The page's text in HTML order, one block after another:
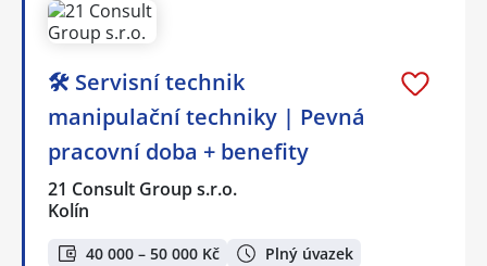
🛠️ Servisní technik
manipulační techniky | Pevná
pracovní doba + benefity
21 Consult Group s.r.o.
Kolín
40 000 – 50 000 Kč
Plný úvazek